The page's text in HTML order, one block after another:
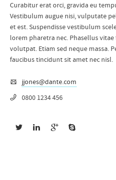
Curabitur erat orci, gravida eu
Vestibulum augue nisi, vulputate
et est. Suspendisse vestibulum
lorem pharetra nec. Phasellus
volutpat. Etiam sed neque massa.
faucibus tincidunt sit amet nec nisl.
jjones@dante.com
0800 1234 456